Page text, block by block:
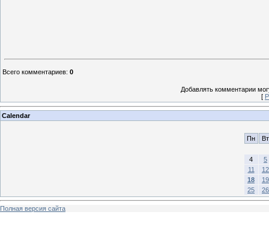
Всего комментариев: 0
Добавлять комментарии
[
Calendar
Пн Вт
4
5
11
12
18
19
25
26
Полная версия сайта